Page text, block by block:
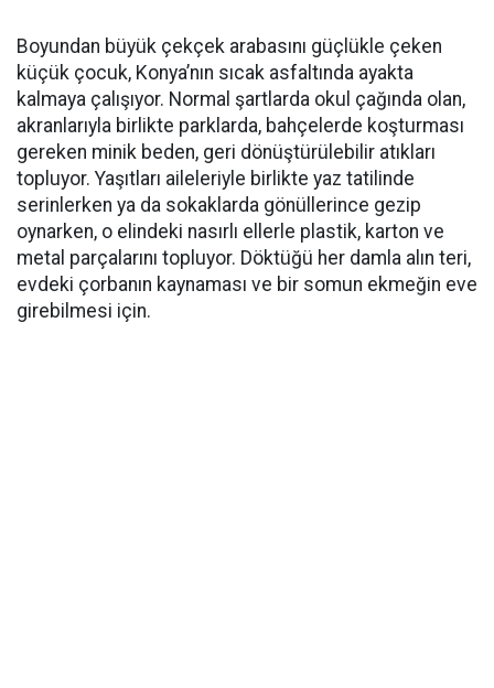
Boyundan büyük çekçek arabasını güçlükle çeken
küçük çocuk, Konya’nın sıcak asfaltında ayakta
kalmaya çalışıyor. Normal şartlarda okul çağında olan,
akranlarıyla birlikte parklarda, bahçelerde koşturması
gereken minik beden, geri dönüştürülebilir atıkları
topluyor. Yaşıtları aileleriyle birlikte yaz tatilinde
serinlerken ya da sokaklarda gönüllerince gezip
oynarken, o elindeki nasırlı ellerle plastik, karton ve
metal parçalarını topluyor. Döktüğü her damla alın teri,
evdeki çorbanın kaynaması ve bir somun ekmeğin eve
girebilmesi için.